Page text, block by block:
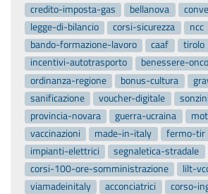
credito-imposta-gas
bellanova
legge-di-bilancio
corsi-sicurezza
ncc
bando-formazione-lavoro
caaf
tirolo
incentivi-autotrasporto
benessere-
ordinanza-regione
bonus-cultura
sanificazione
voucher-digitale sonzini
provincia-novara
guerra-ucraina
vaccinazioni
made-in-italy
fermo-tir
impianti-elettrici
segnaletica-stradale
corsi-100-ore-somministrazione
lilt-
viamadeinitaly
acconciatrici
corso-